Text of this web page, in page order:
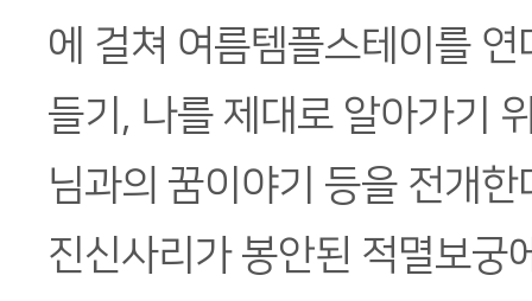
에 걸쳐 여름템플스테이를
들기, 나를 제대로 알아가기
님과의 꿈이야기 등을 전개
진신사리가 봉안된 적멸보궁